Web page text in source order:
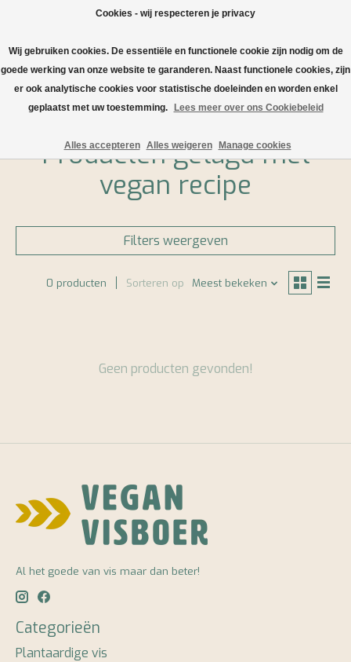
Verlanglijst
Home / Tags / vegan recipe
Producten getagd met
vegan recipe
Filters weergeven
0 producten Sorteren op Meest bekeken
Geen producten gevonden!
Al het goede van vis maar dan beter!
Categorieën
Plantaardige vis
Cookies - wij respecteren je privacy
Wij gebruiken cookies. De essentiële en functionele cookie zijn nodig om de
goede werking van onze website te garanderen. Naast functionele cookies, zijn
er ook analytische cookies voor statistische doeleinden en worden enkel
geplaatst met uw toestemming.
Lees meer over ons Cookiebeleid
Alles accepteren Alles weigeren Manage cookies